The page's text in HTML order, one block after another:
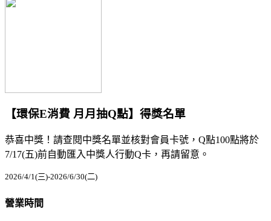
【環保E消費 月月抽Q點】得獎名單
恭喜中獎！請查閱中獎名單並核對會員卡號，Q點100點將於
7/17(五)前自動匯入中獎人行動Q卡，再請留意。
2026/4/1(三)-2026/6/30(二)
營業時間